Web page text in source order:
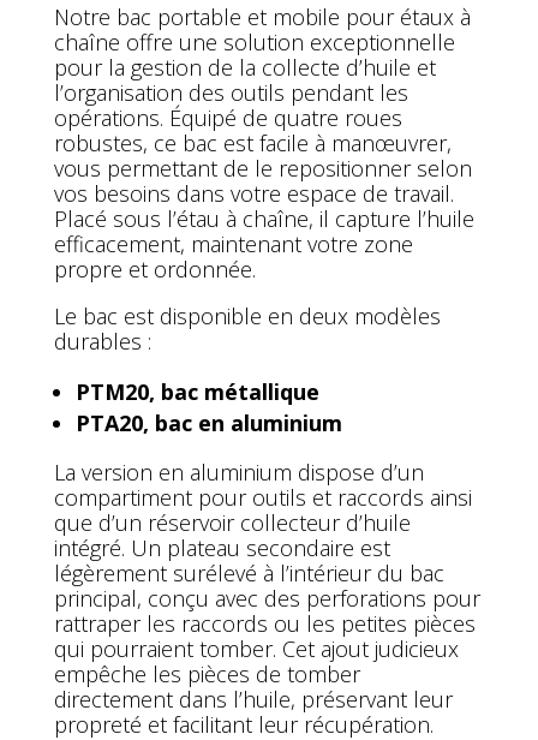
Notre bac portable et mobile pour étaux à
chaîne offre une solution exceptionnelle
pour la gestion de la collecte d’huile et
l’organisation des outils pendant les
opérations. Équipé de quatre roues
robustes, ce bac est facile à manœuvrer,
vous permettant de le repositionner selon
vos besoins dans votre espace de travail.
Placé sous l’étau à chaîne, il capture l’huile
efficacement, maintenant votre zone
propre et ordonnée.
Le bac est disponible en deux modèles
durables :
PTM20, bac métallique
PTA20, bac en aluminium
La version en aluminium dispose d’un
compartiment pour outils et raccords ainsi
que d’un réservoir collecteur d’huile
intégré. Un plateau secondaire est
légèrement surélevé à l’intérieur du bac
principal, conçu avec des perforations pour
rattraper les raccords ou les petites pièces
qui pourraient tomber. Cet ajout judicieux
empêche les pièces de tomber
directement dans l’huile, préservant leur
propreté et facilitant leur récupération.